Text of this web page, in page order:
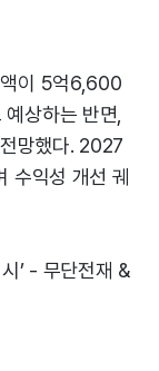
이 5억6,600
상하는 반면,
망했다. 2027
수익성 개선 궤
’ - 무단전재 &